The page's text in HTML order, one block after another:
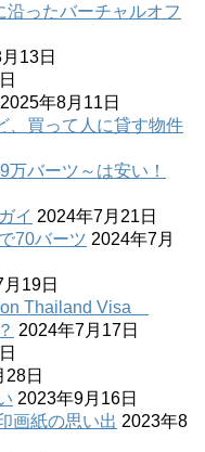
沿ったバーチャルオフ
13日
2025年8月11日
、買って人に貸す物件
バーツ～は安い！
イ 2024年7月21日
70バーツ 2024年7月
19日
Thailand Visa
2024年7月17日
28日
2023年9月16日
画紙の思い出 2023年8